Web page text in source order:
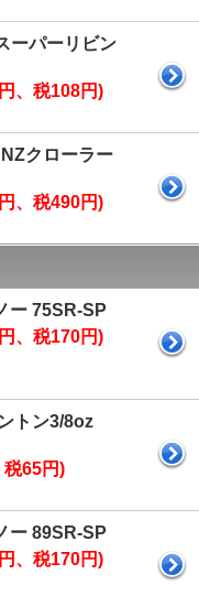
パーリビン
、税108円)
クローラー
、税490円)
ー 75SR-SP
、税170円)
トン3/8oz
税65円)
ー 89SR-SP
、税170円)